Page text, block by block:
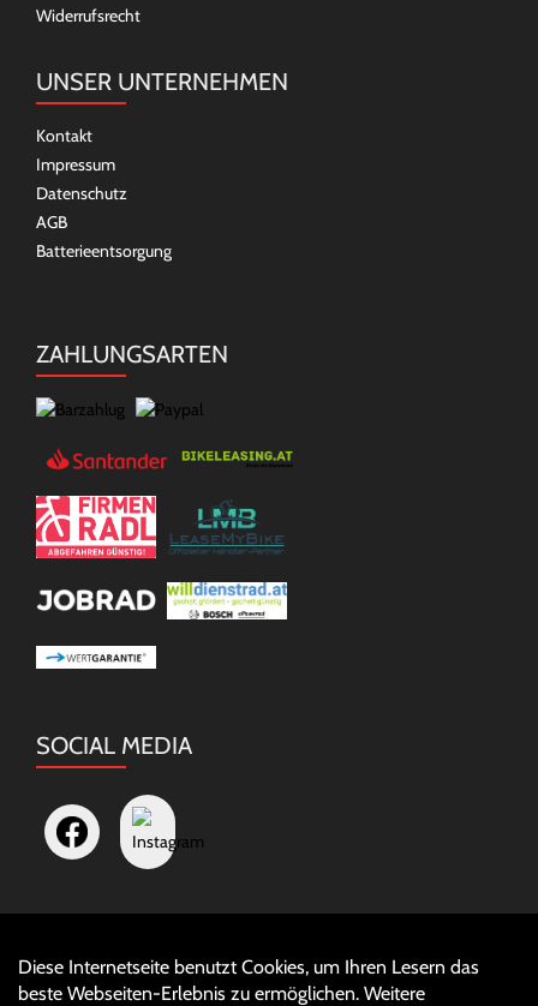
Widerrufsrecht
UNSER UNTERNEHMEN
Kontakt
Impressum
Datenschutz
AGB
Batterieentsorgung
ZAHLUNGSARTEN
SOCIAL MEDIA
Diese Internetseite benutzt Cookies, um Ihren Lesern das
beste Webseiten-Erlebnis zu ermöglichen. Weitere
Auftrag widerrufen